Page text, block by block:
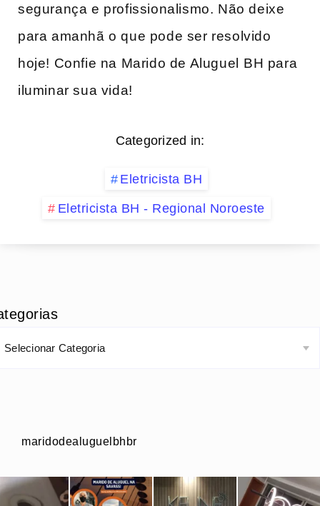
segurança e profissionalismo. Não deixe
para amanhã o que pode ser​ resolvido
hoje! Confie na Marido de Aluguel⁣ BH para
iluminar sua vida!
Categorized in:
Eletricista BH
Eletricista BH - Regional Noroeste
maridodealuguelbhbr